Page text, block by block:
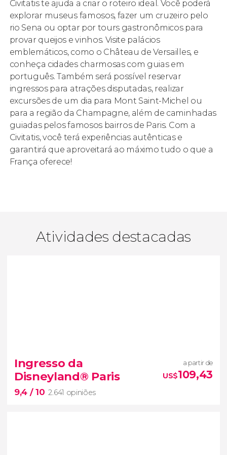
Civitatis te ajuda a criar o roteiro ideal. Você poderá
explorar museus famosos, fazer um cruzeiro pelo
rio Sena ou optar por tours gastronômicos para
provar queijos e vinhos. Visite palácios
emblemáticos, como o Château de Versailles, e
conheça cidades charmosas com guias em
português. Também será possível reservar
ingressos para atrações disputadas, realizar
excursões de um dia para Mont Saint-Michel ou
para a região da Champagne, além de caminhadas
guiadas pelos famosos bairros de Paris. Com a
Civitatis, você terá experiências autênticas e
garantirá que aproveitará ao máximo tudo o que a
França oferece!
Atividades destacadas
Ingresso da
Disneyland® Paris
9,4 / 10 2.641 opiniões
a partir de
US$109,43